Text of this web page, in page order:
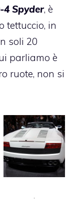
4 Spyder, è
tettuccio, in
soli 20
parliamo è
ruote, non si